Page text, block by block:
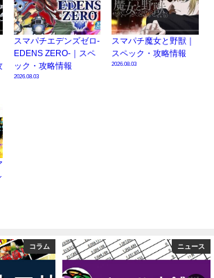
スマパチエデンズゼロ-
EDENS ZERO-｜スペ
ック・攻略情報
2026.08.03
スマパチ魔女と野獣｜
スペック・攻略情報
2026.08.03
ニュース 演者